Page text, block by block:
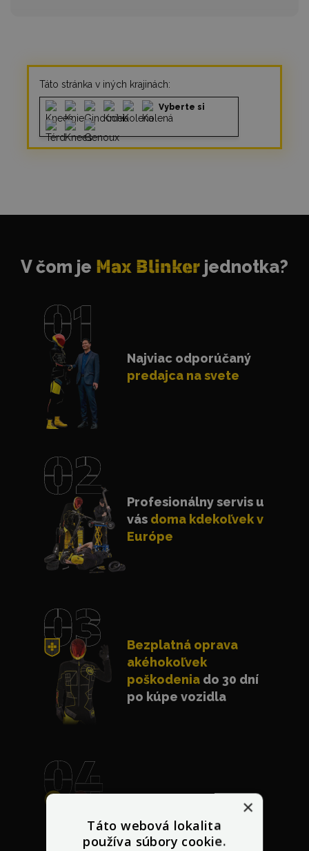
Táto stránka v iných krajinách:
Vyberte si
V čom je Max Blinker jednotka?
Najviac odporúčaný
predajca na svete
Profesionálny servis u
vás doma kdekoľvek v
Európe
Bezplatná oprava
akéhokoľvek
poškodenia do 30 dní
po kúpe vozidla
cenys dorovnaním
lacnejšej ponuky
×
Táto webová lokalita
používa súbory cookie.